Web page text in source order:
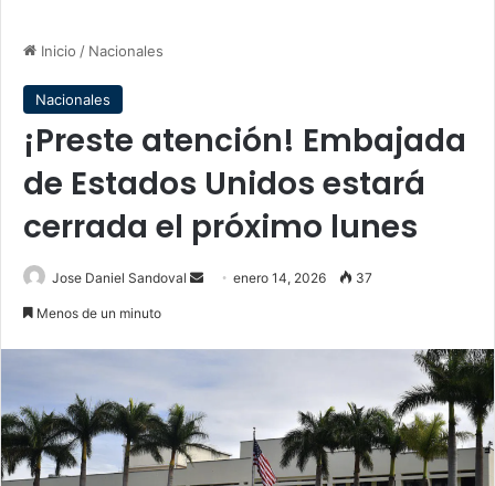
Inicio / Nacionales
Nacionales
¡Preste atención! Embajada
de Estados Unidos estará
cerrada el próximo lunes
Jose Daniel Sandoval
Sendenero 14, 2026 37
Menos de un minuto